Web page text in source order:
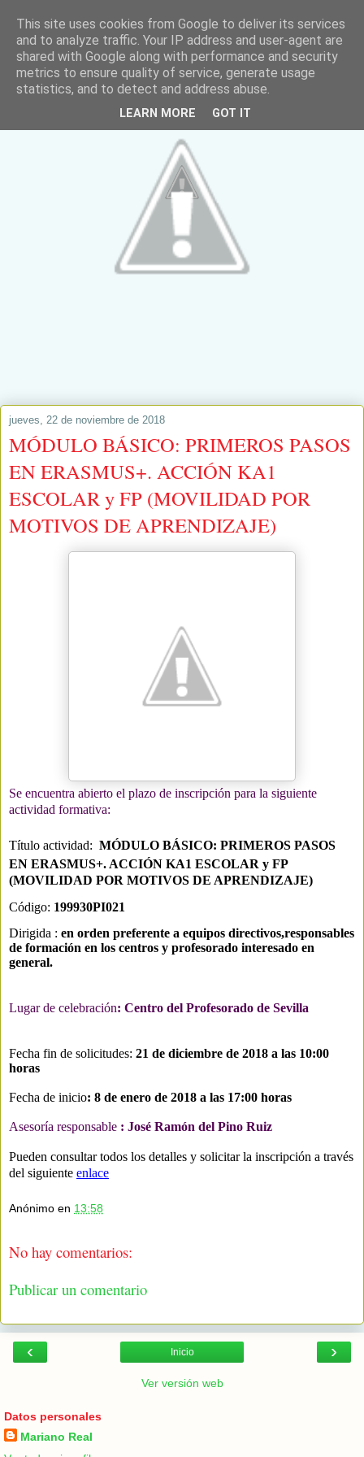
jueves, 22 de noviembre de 2018
MÓDULO BÁSICO: PRIMEROS PASOS
EN ERASMUS+. ACCIÓN KA1
ESCOLAR y FP (MOVILIDAD POR
MOTIVOS DE APRENDIZAJE)
Se encuentra abierto el plazo de inscripción para la siguiente
actividad formativa:
Título actividad: MÓDULO BÁSICO: PRIMEROS PASOS
EN ERASMUS+. ACCIÓN KA1 ESCOLAR y FP
(MOVILIDAD POR MOTIVOS DE APRENDIZAJE)
Código: 199930PI021
Dirigida : en orden preferente a equipos directivos,responsables
de formación en los centros y profesorado interesado en
general.
Lugar de celebración: Centro del Profesorado de Sevilla
Fecha fin de solicitudes: 21 de diciembre de 2018 a las 10:00
horas
Fecha de inicio: 8 de enero de 2018 a las 17:00 horas
Asesoría responsable : José Ramón del Pino Ruiz
Pueden consultar todos los detalles y solicitar la inscripción a través
del siguiente enlace
Anónimo en 13:58
No hay comentarios:
Publicar un comentario
‹ ›
Inicio
Ver versión web
Datos personales
Mariano Real
This site uses cookies from Google to deliver its services
and to analyze traffic. Your IP address and user-agent are
shared with Google along with performance and security
metrics to ensure quality of service, generate usage
statistics, and to detect and address abuse.
LEARN MORE GOT IT